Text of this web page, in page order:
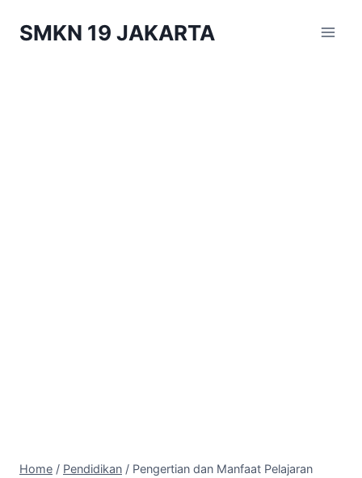
SMKN 19 JAKARTA
Home / Pendidikan / Pengertian dan Manfaat Pelajaran